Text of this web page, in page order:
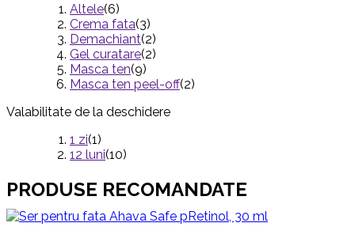
Altele(6)
Crema fata(3)
Demachiant(2)
Gel curatare(2)
Masca ten(9)
Masca ten peel-off(2)
Valabilitate de la deschidere
1 zi(1)
12 luni(10)
PRODUSE RECOMANDATE